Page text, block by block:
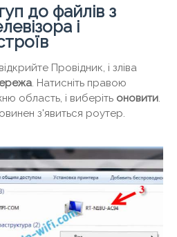
до файлів з
і
Провідник, і зліва
. Натисніть правою
область, і виберіть оновити
з'явиться роутер.